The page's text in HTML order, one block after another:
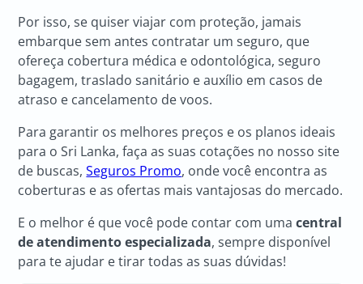
Por isso, se quiser viajar com proteção, jamais
embarque sem antes contratar um seguro, que
ofereça cobertura médica e odontológica, seguro
bagagem, traslado sanitário e auxílio em casos de
atraso e cancelamento de voos.
Para garantir os melhores preços e os planos ideais
para o Sri Lanka, faça as suas cotações no nosso site
de buscas,Seguros Promo, onde você encontra as
coberturas e as ofertas mais vantajosas do mercado.
E o melhor é que você pode contar com umacentral
de atendimento especializada, sempre disponível
para te ajudar e tirar todas as suas dúvidas!